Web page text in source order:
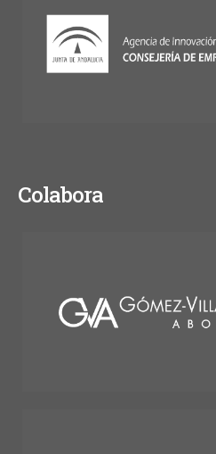
Colabora